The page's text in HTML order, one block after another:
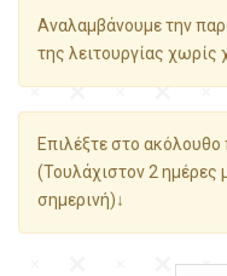
Αναλαμβάνουμε την
της λειτουργίας χωρίς
Επιλέξτε στο ακόλουθο
(Τουλάχιστον 2 ημέρες
σημερινή)↓